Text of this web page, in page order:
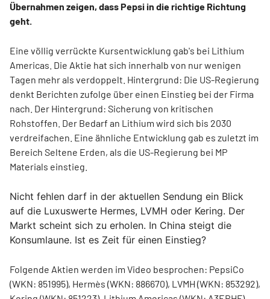
Übernahmen zeigen, dass Pepsi in die richtige Richtung
geht.
Eine völlig verrückte Kursentwicklung gab's bei Lithium
Americas. Die Aktie hat sich innerhalb von nur wenigen
Tagen mehr als verdoppelt. Hintergrund: Die US-Regierung
denkt Berichten zufolge über einen Einstieg bei der Firma
nach. Der Hintergrund: Sicherung von kritischen
Rohstoffen. Der Bedarf an Lithium wird sich bis 2030
verdreifachen. Eine ähnliche Entwicklung gab es zuletzt im
Bereich Seltene Erden, als die US-Regierung bei MP
Materials einstieg.
Nicht fehlen darf in der aktuellen Sendung ein Blick
auf die Luxuswerte Hermes, LVMH oder Kering. Der
Markt scheint sich zu erholen. In China steigt die
Konsumlaune. Ist es Zeit für einen Einstieg?
Folgende Aktien werden im Video besprochen: PepsiCo
(WKN: 851995), Hermès (WKN: 886670), LVMH (WKN: 853292),